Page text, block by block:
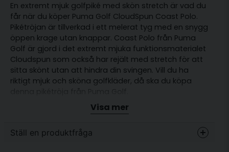
En extremt mjuk golfpiké med skön stretch är vad du
får när du köper Puma Golf CloudSpun Coast Polo.
Pikétröjan är tillverkad i ett melerat tyg med en snygg
öppen krage utan knappar. Coast Polo från Puma
Golf är gjord i det extremt mjuka funktionsmaterialet
Cloudspun som också har rejält med stretch för att
sitta skönt utan att hindra din svingen. Vill du ha
riktigt mjuk och sköna golfkläder, då ska du köpa
Passform: Normal
en snygg öppen krage utan knappar.
Visa mer
Ställ en produktfråga